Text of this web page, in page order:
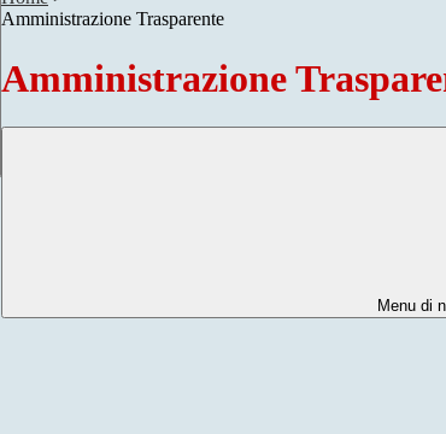
Amministrazione Trasparente
Amministrazione
Menu di